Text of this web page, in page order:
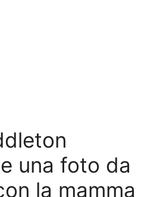
una foto da
la mamma